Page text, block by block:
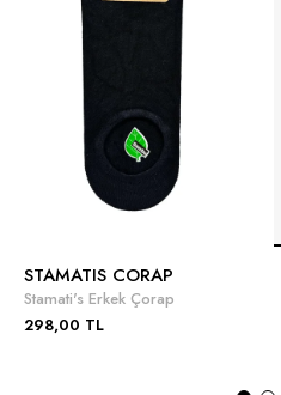
STAMATIS CORAP
Stamati's Erkek Çorap
298,00 TL